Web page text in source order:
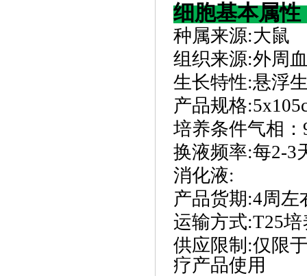
细胞基本属性
种属来源:大鼠
组织来源:外周
生长特性:悬浮
产品规格:
培养条件气相：
换液频率:每2-3
消化液:
产品货期 :4周左
运输方式:T25
供应限制 :仅限
疗产品使用